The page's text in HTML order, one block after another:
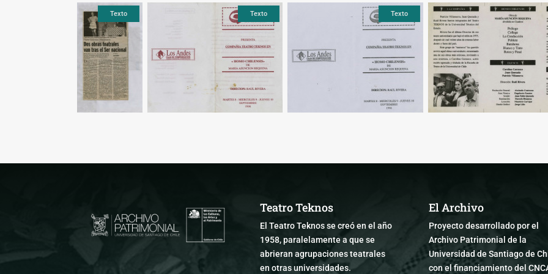
Texto
Teatro Teknos
El Teatro Teknos se creó en el año
1958, paralelamente a que se
abrieran agrupaciones teatrales
en otras universidades.
El Archivo
Proyecto desarrollado por el
Archivo Patrimonial de la
Universidad de Santiago de
con el financiamiento del